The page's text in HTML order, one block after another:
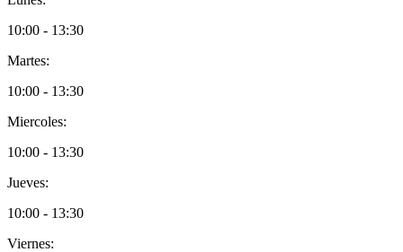
10:00 - 13:30
Martes:
10:00 - 13:30
Miercoles:
10:00 - 13:30
Jueves:
10:00 - 13:30
Viernes: